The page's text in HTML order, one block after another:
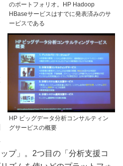
のポートフォリオ。HP Hadoop
HBaseサービスはすでに発表済みのサ
ービスである
HP ビッグデータ分析コンサルティン
グサービスの概要
プ」。2つ目の「分析支援コ